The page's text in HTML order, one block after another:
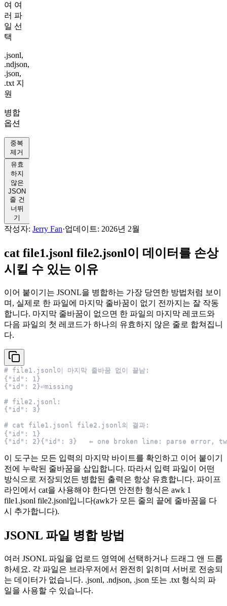
여 여
러 파
일 선
택
.jsonl,
.ndjson,
.json,
.txt 지
원
병합
옵션
중복
제거
유효
하지
않은
JSON
줄 건
너뛰
기
작성자: Jerry Fan·업데이트: 2026년 2월
cat file1.jsonl file2.jsonl이 데이터를 손상
시킬 수 있는 이유
이어 붙이기는 JSONL을 병합하는 가장 당연한 방법처럼 보이
며, 실제로 한 파일에 마지막 줄바꿈이 없기 전까지는 잘 작동
합니다. 마지막 줄바꿈이 없으면 한 파일의 마지막 레코드와
다음 파일의 첫 레코드가 하나의 유효하지 않은 줄로 합쳐집니
다.
# file1.jsonl이 마지막 줄바꿈 없이 끝남:
{"id": 1}
{"id": 2}⏎missing
# file2.jsonl:
{"id": 3}
# cat file1.jsonl file2.jsonl의 결과:
{"id": 1}
{"id": 2}{"id": 3}   ← one broken line: parse error,
이 도구는 모든 입력의 마지막 바이트를 확인하고 이어 붙이기
전에 누락된 줄바꿈을 삽입합니다. 따라서 입력 파일이 어떤
방식으로 저장되었든 병합된 출력은 항상 유효합니다. 파이프
라인에서 cat을 사용해야 한다면 안전한 형식은 awk 1
file1.jsonl file2.jsonl입니다(awk가 모든 줄의 끝에 줄바꿈을 다
시 추가합니다).
JSONL 파일 병합 방법
여러 JSONL 파일을 업로드 영역에 선택하거나 드래그 앤 드롭
하세요. 각 파일은 브라우저에서 완전히 읽히며 서버로 전송되
는 데이터가 없습니다. .jsonl, .ndjson, .json 또는 .txt 형식의 파
일을 사용할 수 있습니다.